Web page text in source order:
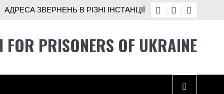
АДРЕСА ЗВЕРНЕНЬ В РІЗНІ ІНСТАНЦІЇ
PRISONERS OF UKRAINE